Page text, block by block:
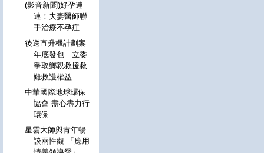
(影音新聞)好孕連
連！夫妻醫師聯
手治療不孕症
後送直升機計劃案
年底發包 立委
爭取鄉親救援救
難救護權益
中華國際地球環保
協會 盡心盡力行
環保
星雲大師與青年暢
談兩性觀 「應用